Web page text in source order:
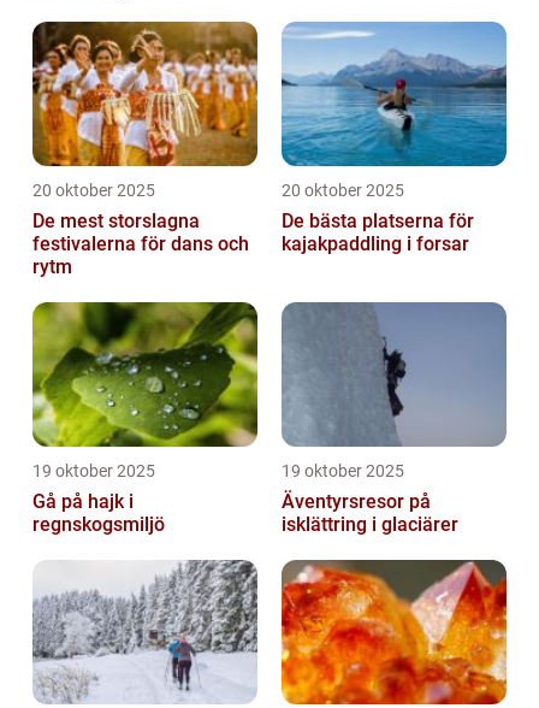
20 oktober 2025
De mest storslagna
festivalerna för dans och
rytm
20 oktober 2025
De bästa platserna för
kajakpaddling i forsar
19 oktober 2025
Gå på hajk i
regnskogsmiljö
19 oktober 2025
Äventyrsresor på
isklättring i glaciärer